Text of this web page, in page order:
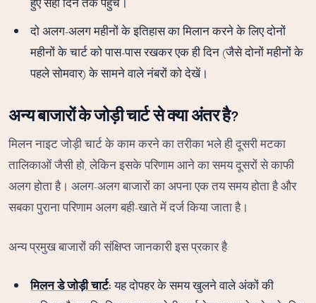
दो अलग-अलग महीनों के इतिहास का मिलान करने के लिए दोनों
महीनों के चार्ट को पास-पास रखकर एक ही दिन (जैसे दोनों महीनों के
पहले सोमवार) के सामने वाले नंबरों को देखें।
अन्य बाजारों के जोड़ी चार्ट से क्या अंतर है?
मिलन नाइट जोड़ी चार्ट के काम करने का तरीका भले ही दूसरी मटका
तालिकाओं जैसी हो, लेकिन इसके परिणाम आने का समय दूसरों से काफी
अलग होता है। अलग-अलग बाजारों का अपना एक तय समय होता है और
सबका पुराना परिणाम अलग बही-खाते में दर्ज किया जाता है।
अन्य प्रमुख बाजारों की संक्षिप्त जानकारी इस प्रकार है:
मिलन डे जोड़ी चार्ट:यह दोपहर के समय खुलने वाले अंकों की